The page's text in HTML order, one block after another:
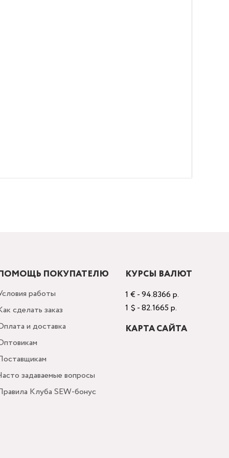
ПОКУПАТЕЛЮ
работы
сделать заказ
и доставка
задаваемые вопросы
Клуба SEW-бонус
КУРСЫ ВАЛЮТ
1 € - 94.8366 р.
1 $ - 82.1665 р.
КАРТА САЙТА